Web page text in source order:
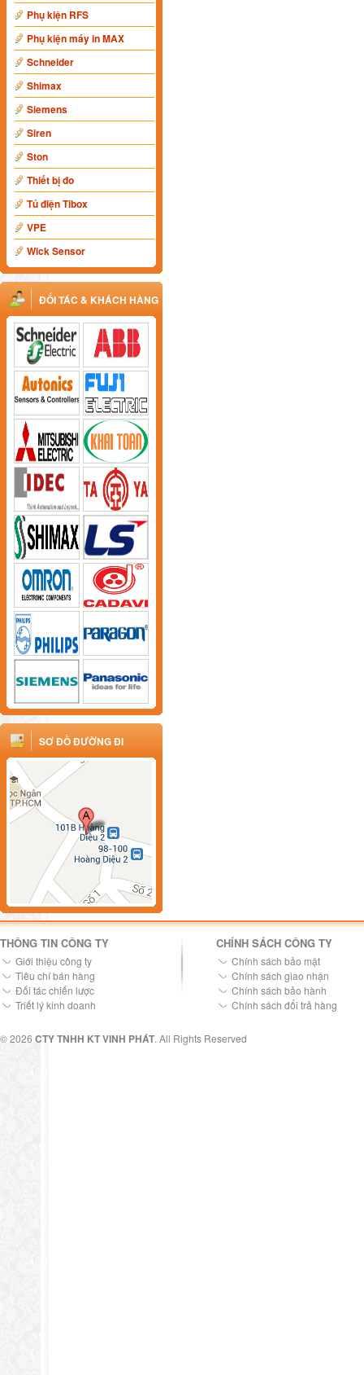
Phụ kiện RFS
Phụ kiện máy in MAX
Schneider
Shimax
Siemens
Siren
Ston
Thiết bị đo
Tủ điện Tibox
VPE
Wick Sensor
ĐỐI TÁC & KHÁCH HÀNG
SƠ ĐỒ ĐƯỜNG ĐI
THÔNG TIN CÔNG TY
Giới thiệu công ty
Tiêu chí bán hàng
Đối tác chiến lược
Triết lý kinh doanh
CHÍNH SÁCH CÔNG TY
Chính sách bảo mật
Chính sách giao nhận
Chính sách bảo hành
Chính sách đổi trả hàng
© 2026 CTY TNHH KT VINH PHÁT. All Rights Reserved